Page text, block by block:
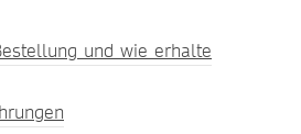
und wie erhalte